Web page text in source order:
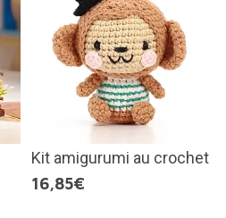
Kit amigurumi au crochet
16,85€